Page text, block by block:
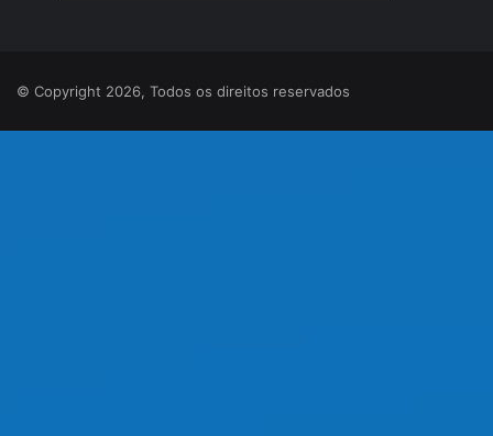
© Copyright 2026, Todos os direitos reservados